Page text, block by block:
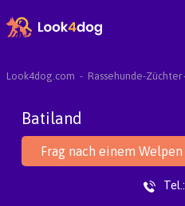
Look4dog.com Rassehunde-Züchter
Batiland
Frag nach einem Welpen
Tel.: